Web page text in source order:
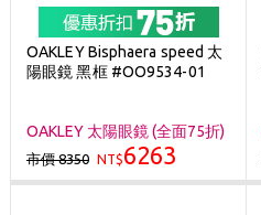
OAKLEY Bisphaera speed 太
陽眼鏡 黑框 #OO9534-01
OAKLEY 太陽眼鏡 (全面75折)
市價 8350 NT$6263